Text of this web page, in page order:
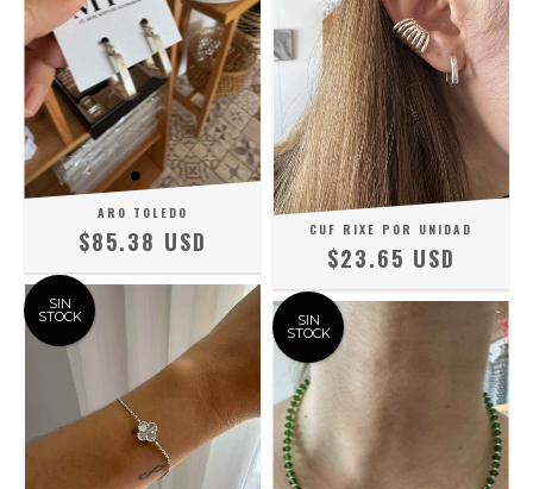
ARO TOLEDO
$85.38 USD CUF RIXE POR UNIDAD
$23.65 USD
SIN
STOCK SIN
STOCK